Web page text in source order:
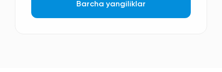
Barcha yangiliklar